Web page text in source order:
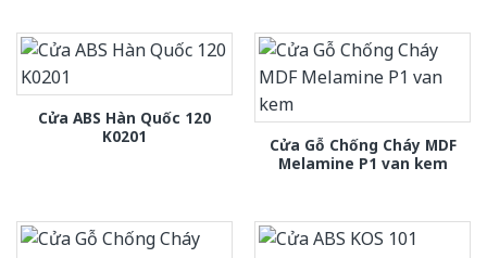
Cửa ABS Hàn Quốc 120
K0201
Cửa Gỗ Chống Cháy MDF
Melamine P1 van kem